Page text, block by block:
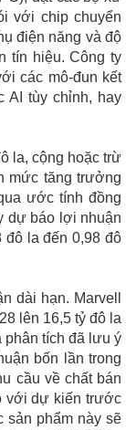
với chip chuyển
điện năng và độ
tín hiệu. Công ty
các mô-đun kết
AI tùy chỉnh, hay
la, cộng hoặc trừ
mức tăng trưởng
ước tính đồng
dự báo lợi nhuận
đô la đến 0,98 đô
dài hạn. Marvell
lên 16,5 tỷ đô la
phân tích đã lưu ý
bốn lần trong
cầu về chất bán
với dự kiến ​​trước
sản phẩm này sẽ